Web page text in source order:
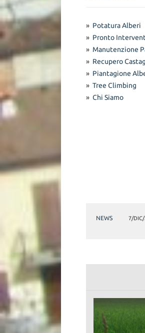
» Potatura Alberi
» Pronto
» Manutenzione
» Recupero
» Piantagione
» Tree Climbing
» Chi Siamo
NEWS 7/